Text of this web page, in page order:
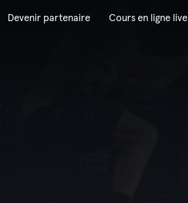
Devenir partenaire Cours en ligne live